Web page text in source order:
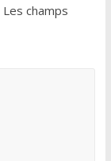
Les champs